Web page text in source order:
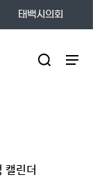
태백시의회
캘린더